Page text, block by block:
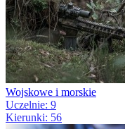
Wojskowe i morskie
Uczelnie: 9
Kierunki: 56